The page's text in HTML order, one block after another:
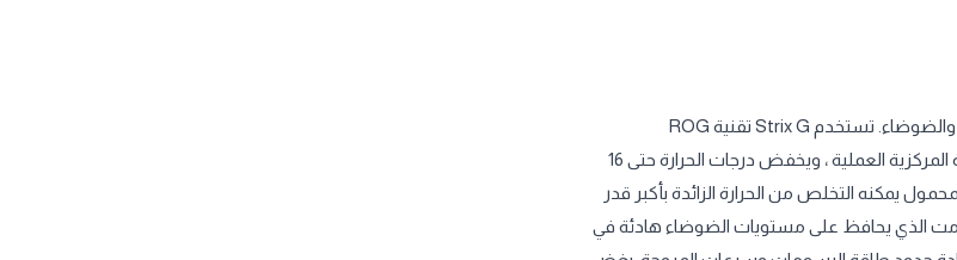
تولد مكونات الألعاب عالية المستوى الحرارة ، والتي يمكن أن تؤثر على مستويات الأداء والضوضاء. تستخدم Strix G تقنية ROG
Intelligent Cooling ™ للتحكم في درجات الحرارة. يبدأ Liquid Metal في وحدة المعالجة المركزية العملية ، ويخفض درجات الحرارة حتى 16
تضمن أن الكمبيوتر المحمول يمكنه التخلص من الحرارة الزائدة بأكبر قدر
الذي يحافظ على مستويات الضوضاء هادئة في